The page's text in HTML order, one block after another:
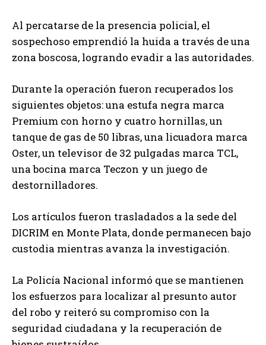
Al percatarse de la presencia policial, el
sospechoso emprendió la huida a través de una
zona boscosa, logrando evadir a las autoridades.
Durante la operación fueron recuperados los
siguientes objetos: una estufa negra marca
Premium con horno y cuatro hornillas, un
tanque de gas de 50 libras, una licuadora marca
Oster, un televisor de 32 pulgadas marca TCL,
una bocina marca Teczon y un juego de
destornilladores.
Los artículos fueron trasladados a la sede del
DICRIM en Monte Plata, donde permanecen bajo
custodia mientras avanza la investigación.
La Policía Nacional informó que se mantienen
los esfuerzos para localizar al presunto autor
del robo y reiteró su compromiso con la
seguridad ciudadana y la recuperación de